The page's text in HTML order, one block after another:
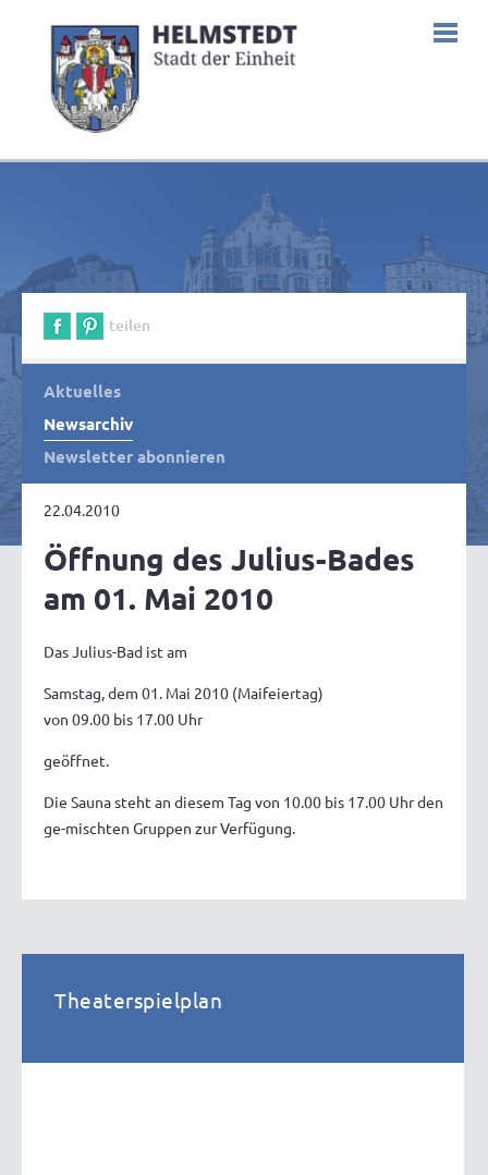
teilen
Aktuelles
Newsarchiv
Newsletter abonnieren
22.04.2010
Öffnung des Julius-Bades
am 01. Mai 2010
Das Julius-Bad ist am
Samstag, dem 01. Mai 2010 (Maifeiertag)
von 09.00 bis 17.00 Uhr
geöffnet.
Die Sauna steht an diesem Tag von 10.00 bis 17.00 Uhr den
ge-mischten Gruppen zur Verfügung.
Theaterspielplan